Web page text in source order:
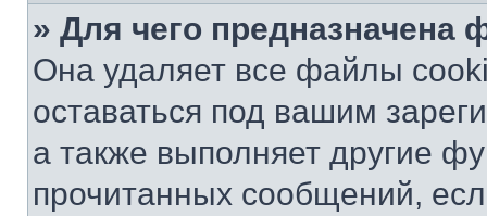
» Для чего предназначена
Она удаляет все файлы
оставаться под вашим
а также выполняет другие
прочитанных сообщений,